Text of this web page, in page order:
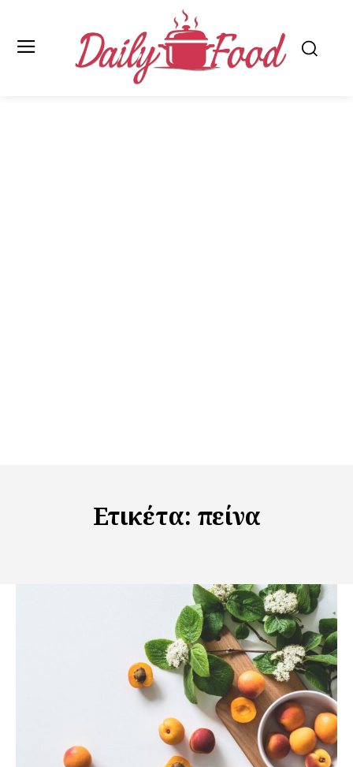
Ετικέτα: πείνα